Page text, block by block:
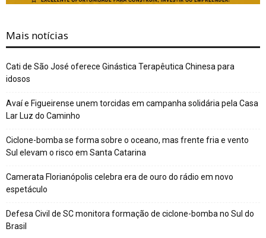
Mais notícias
Cati de São José oferece Ginástica Terapêutica Chinesa para
idosos
Avaí e Figueirense unem torcidas em campanha solidária pela Casa
Lar Luz do Caminho
Ciclone-bomba se forma sobre o oceano, mas frente fria e vento
Sul elevam o risco em Santa Catarina
Camerata Florianópolis celebra era de ouro do rádio em novo
espetáculo
Defesa Civil de SC monitora formação de ciclone-bomba no Sul do
Brasil